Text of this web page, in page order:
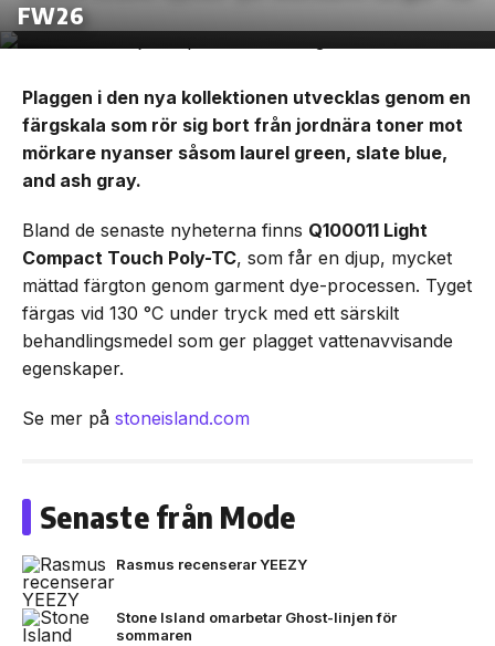
FW26
Plaggen i den nya kollektionen utvecklas genom en
färgskala som rör sig bort från jordnära toner mot
mörkare nyanser såsom laurel green, slate blue,
and ash gray.
Bland de senaste nyheterna finns Q100011 Light
Compact Touch Poly-TC, som får en djup, mycket
mättad färgton genom garment dye-processen. Tyget
färgas vid 130 °C under tryck med ett särskilt
behandlingsmedel som ger plagget vattenavvisande
egenskaper.
Se mer på stoneisland.com
Senaste från Mode
Rasmus recenserar YEEZY
Stone Island omarbetar Ghost-linjen för
sommaren